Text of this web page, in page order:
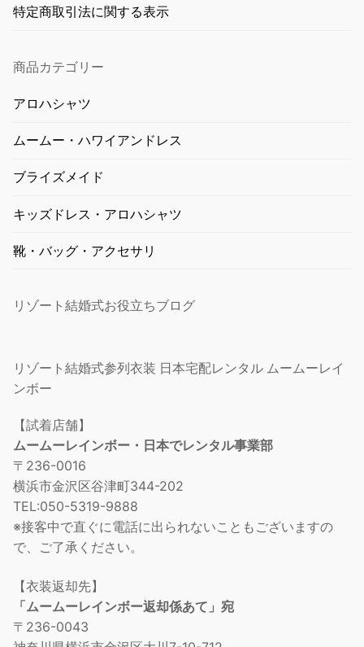
特定商取引法に関する表示
商品カテゴリー
アロハシャツ
ムームー・ハワイアンドレス
ブライズメイド
キッズドレス・アロハシャツ
靴・バッグ・アクセサリ
リゾート結婚式お役立ちブログ
リゾート結婚式参列衣装 日本宅配レンタル ムームーレイ
ンボー
【試着店舗】
ムームーレインボー・日本でレンタル事業部
〒236-0016
横浜市金沢区谷津町344-202
TEL:050-5319-9888
※接客中で直ぐに電話に出られないこともございますの
で、ご了承ください。
【衣装返却先】
「ムームーレインボー返却係あて」宛
〒236-0043